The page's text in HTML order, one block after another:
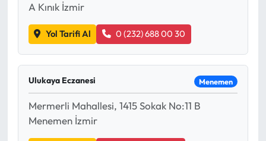
A Kınık İzmir
Yol Tarifi Al 0 (232) 688 00 30
Ulukaya Eczanesi Menemen
Mermerli Mahallesi, 1415 Sokak No:11 B
Menemen İzmir